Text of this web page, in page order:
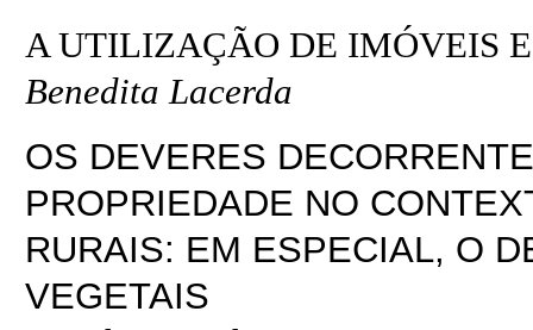
A UTILIZAÇÃO DE IMÓVEIS E
Benedita Lacerda
OS DEVERES
PROPRIEDADE NO
RURAIS: EM ESPECIAL, O
VEGETAIS